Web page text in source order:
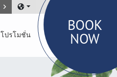
โปรโมชั่น
BOOK
NOW